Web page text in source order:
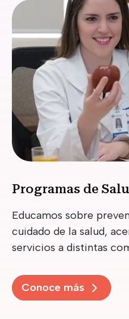
Programas de
Educamos sobre
cuidado de la salud,
servicios a distintas
Conoce más